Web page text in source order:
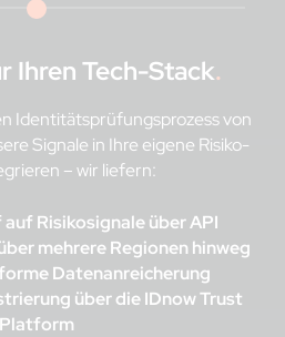
Ihren Tech-Stack.
Identitätsprüfungsprozess von
Signale in Ihre eigene Risiko-
– wir liefern:
Risikosignale über API
mehrere Regionen hinweg
Datenanreicherung
über die IDnow Trust
Platform